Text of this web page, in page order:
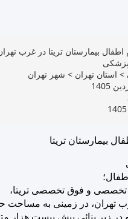
بیمارستان تریتا در غرب
> استان تهران > شهر تهران
بیمارستان تریتا
و فوق تخصصی تریتا،
تهران، در زمینی به مساحت
زیر بنائی بیش بیست هزار